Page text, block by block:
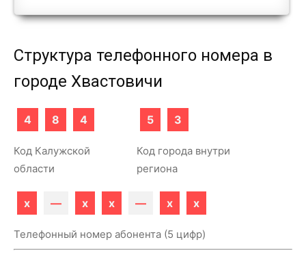
Структура телефонного номера в
городе Хвастовичи
4 8 4
Код Калужской
области
5 3
Код города внутри
региона
x — x x — x x
Телефонный номер абонента (5 цифр)